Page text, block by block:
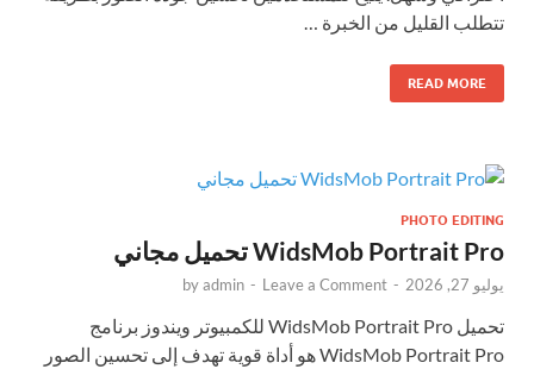
تتطلب القليل من الخبرة …
READ MORE
PHOTO EDITING
WidsMob Portrait Pro تحميل مجاني
يوليو 27, 2026 -
byadmin - Leave a Comment
تحميل WidsMob Portrait Pro للكمبيوتر ويندوز برنامج
WidsMob Portrait Pro هو أداة قوية تهدف إلى تحسين الصور